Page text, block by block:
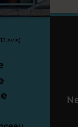
avis)